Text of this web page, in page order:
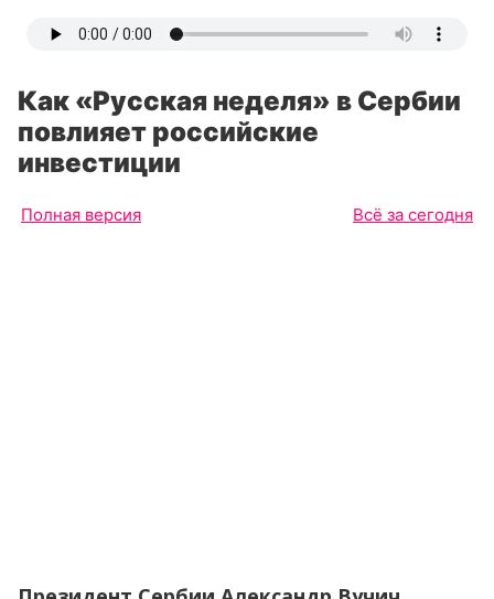
Как «Русская неделя» в Сербии
повлияет российские
инвестиции
Полная версия Всё за сегодня